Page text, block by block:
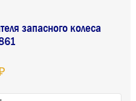
запасного колеса